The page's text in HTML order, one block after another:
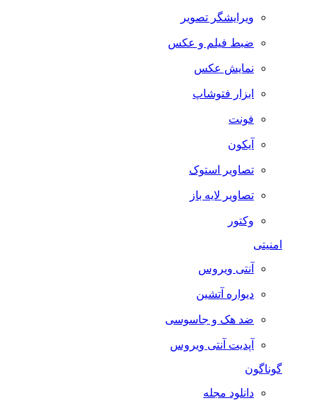
ویرایشگر تصویر
ضبط فيلم و عكس
نمایش عکس
ابزار فتوشاپ
فونت
آیکون
تصاویر استوک
تصاویر لایه باز
وکتور
امنیتی
آنتی ویروس
دیواره آتشین
ضد هک و جاسوسی
آپدیت آنتی ویروس
گوناگون
دانلود مجله